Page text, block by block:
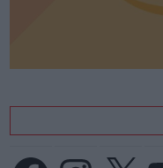
FacebookInstagram
X